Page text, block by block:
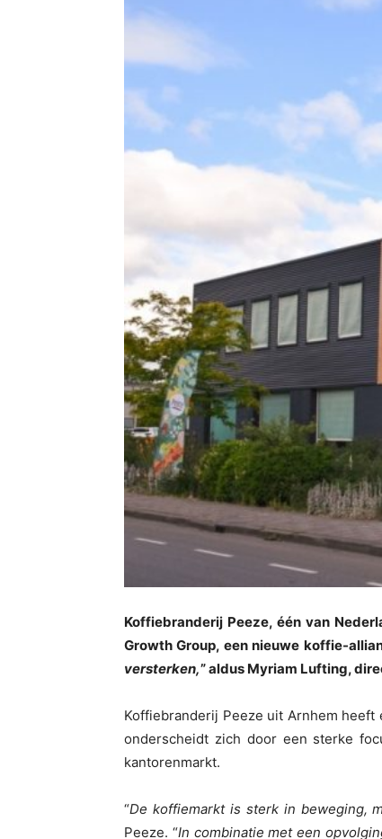
Koffiebranderij Peeze, één van
Growth Group, een nieuwe koffie-
versterken,” aldus Myriam Lufting,
Koffiebranderij Peeze uit Arnhem
onderscheidt zich door een sterke
kantorenmarkt.
“De koffiemarkt is sterk in beweging,
Peeze. “In combinatie met een